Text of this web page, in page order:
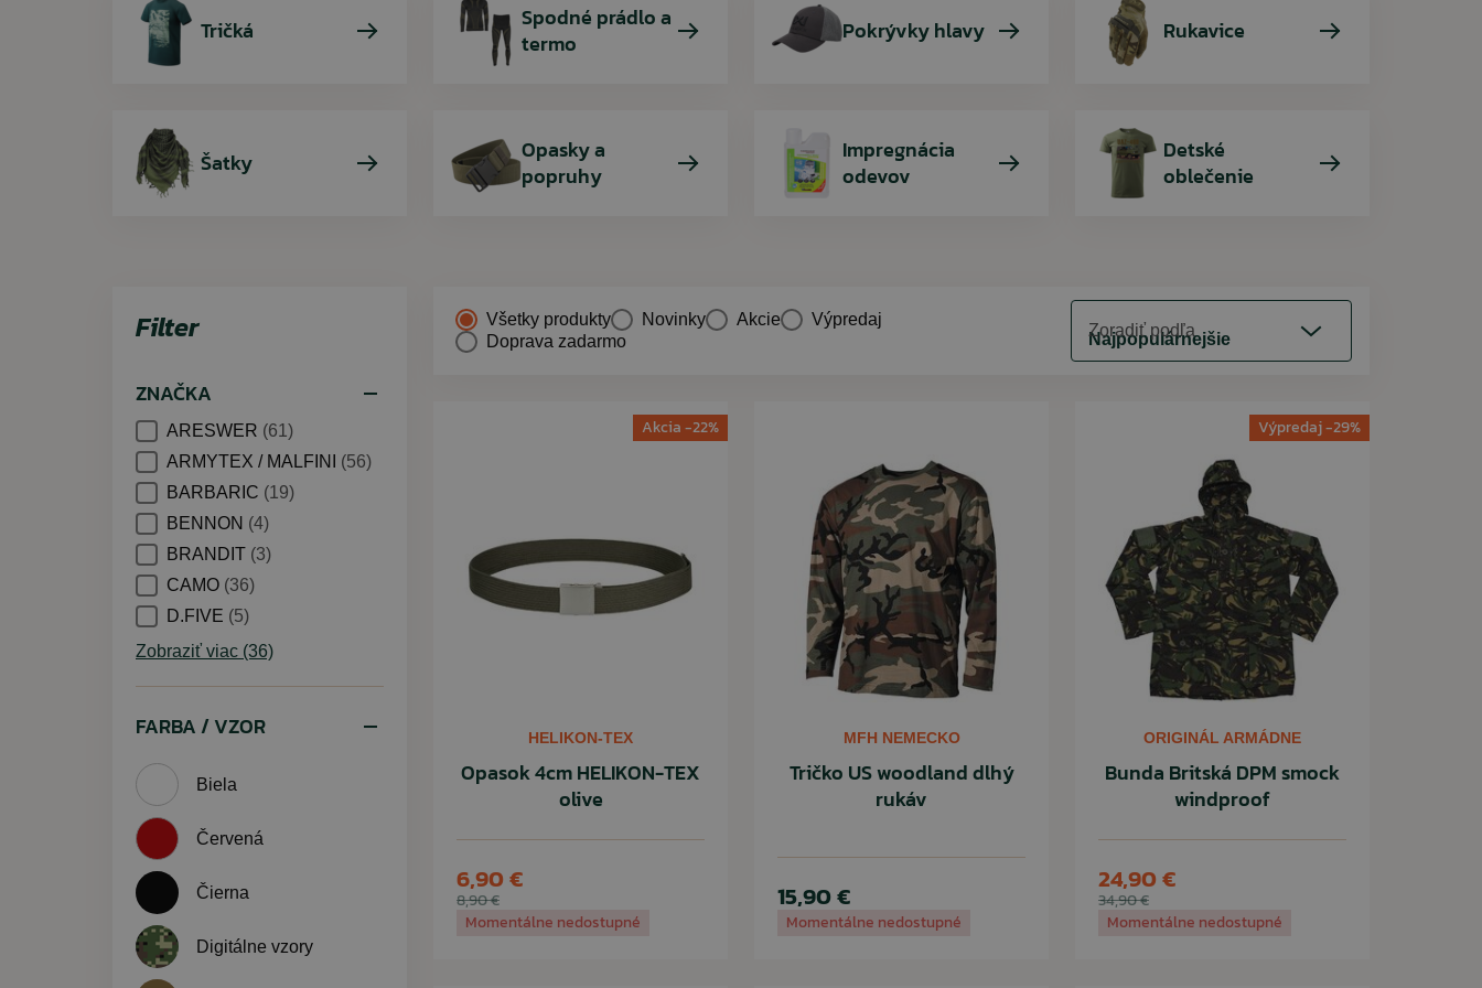
Tričká
Spodné prádlo a
termo
Pokrývky hlavy Rukavice
Šatky
Opasky a
popruhy
Impregnácia
odevov
Detské
oblečenie
Filter
ZNAČKA
ARESWER (61)
ARMYTEX / MALFINI (56)
BARBARIC (19)
BENNON (4)
BRANDIT (3)
CAMO (36)
D.FIVE (5)
Zobraziť viac (36)
FARBA / VZOR
Biela
Červená
Čierna
Digitálne vzory
Všetky produkty Novinky Akcie
Výpredaj
Doprava zadarmo
Najpopulárnejšie
Zoradiť podľa
Akcia -22%
HELIKON-TEX
Opasok 4cm HELIKON-TEX
olive
8,90 €
6,90 €
Momentálne nedostupné
MFH NEMECKO
Tričko US woodland dlhý
rukáv
15,90 €
Momentálne nedostupné
Výpredaj -29%
ORIGINÁL ARMÁDNE
Bunda Britská DPM smock
windproof
34,90 €
24,90 €
Momentálne nedostupné